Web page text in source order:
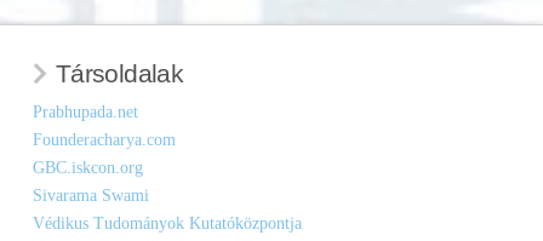
Társoldalak
Prabhupada.net
Founderacharya.com
GBC.iskcon.org
Sivarama Swami
Védikus Tudományok Kutatóközpontja